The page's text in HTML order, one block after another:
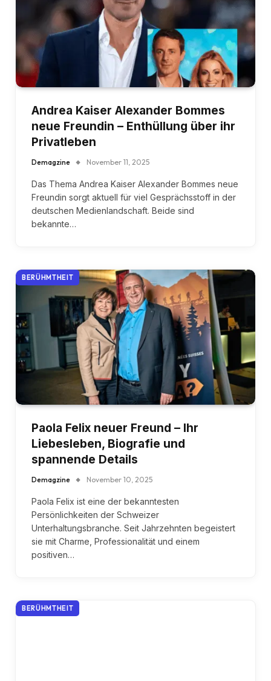
Andrea Kaiser Alexander Bommes
neue Freundin – Enthüllung über ihr
Privatleben
Demagzine November 11, 2025
Das Thema Andrea Kaiser Alexander Bommes neue
Freundin sorgt aktuell für viel Gesprächsstoff in der
deutschen Medienlandschaft. Beide sind
bekannte…
BERÜHMTHEIT
Paola Felix neuer Freund – Ihr
Liebesleben, Biografie und
spannende Details
Demagzine November 10, 2025
Paola Felix ist eine der bekanntesten
Persönlichkeiten der Schweizer
Unterhaltungsbranche. Seit Jahrzehnten begeistert
sie mit Charme, Professionalität und einem
positiven…
BERÜHMTHEIT